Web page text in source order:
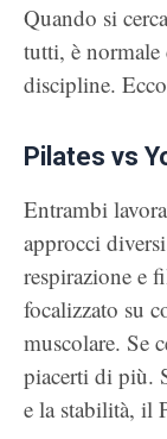
Quando si
tutti, è normale
discipline.
Pilates vs
Entrambi
approcci
respirazione e
focalizzato su
muscolare. Se
piacerti di più.
e la stabilità, il